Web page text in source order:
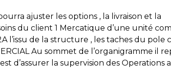
ajuster les options , la livraison et la
du client 1 Mercatique d’une unité
l’issu de la structure , les taches du pole
Au sommet de l’organigramme il
d’assurer la supervision des Operations